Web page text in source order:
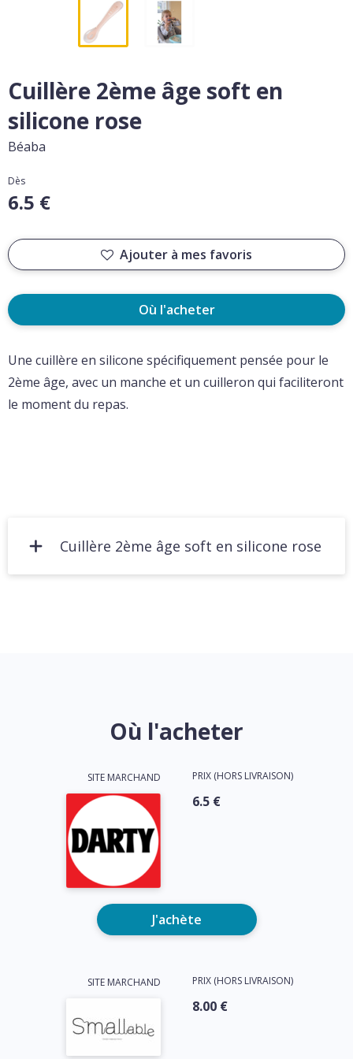
Cuillère 2ème âge soft en
silicone rose
Béaba
Dès
6.5 €
Ajouter à mes favoris
Où l'acheter
Une cuillère en silicone spécifiquement pensée pour le
2ème âge, avec un manche et un cuilleron qui faciliteront
le moment du repas.
Cuillère 2ème âge soft en silicone rose
Où l'acheter
SITE MARCHAND PRIX (HORS LIVRAISON)
6.5 €
J'achète
SITE MARCHAND PRIX (HORS LIVRAISON)
8.00 €